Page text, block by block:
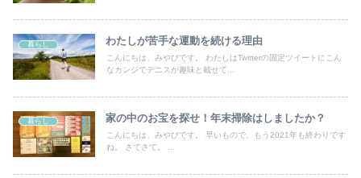
暮らし わたしが苦手な運動を続ける理由
こんにちは、みやびです。 わたしはTwitterの固定ツイートにこん
なカンジでテニスが趣味と載せて...
暮らし 家の中のお宝を探せ！年末掃除はしましたか？
こんにちは、みやびです。 早いもので、もう2021年も終わりです
ね。 さてさて。 ...